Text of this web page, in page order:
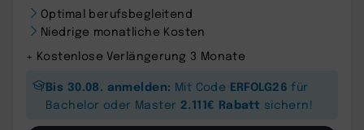
Optimal berufsbegleitend
Niedrige monatliche Kosten
+ Kostenlose Verlängerung 3 Monate
Bis 30.08. anmelden: Mit Code ERFOLG26 für
Bachelor oder Master 2.111€ Rabatt sichern!